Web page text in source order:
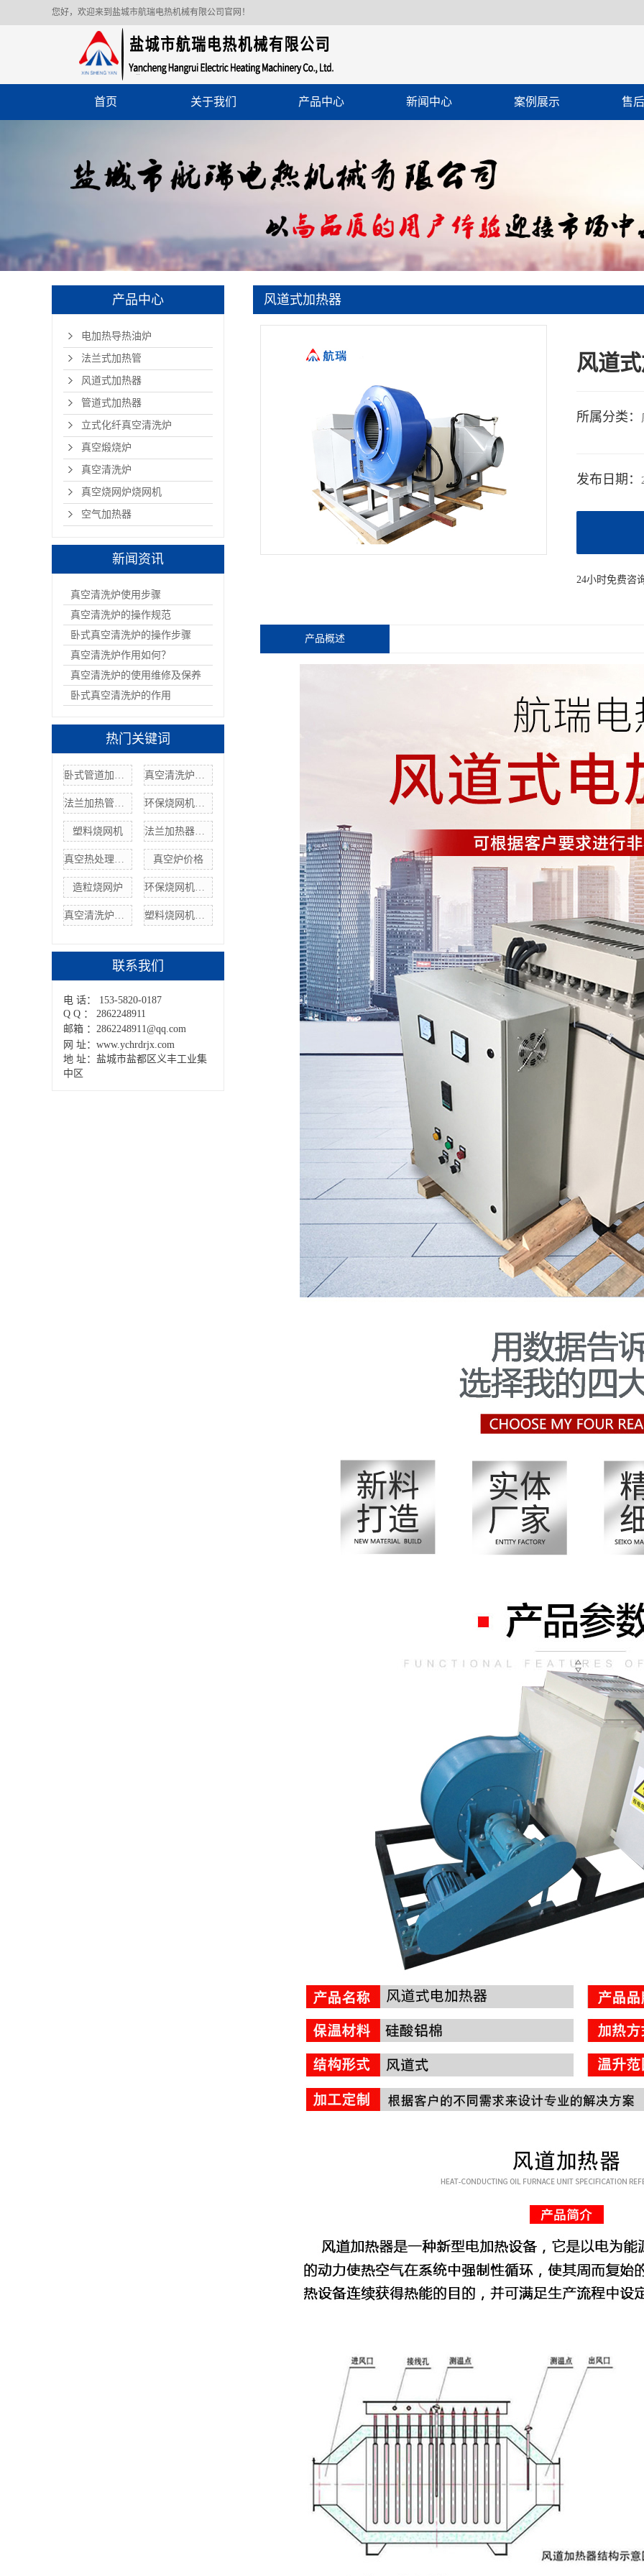
您好，欢迎来到盐城市航瑞电热机械有限公司官网！
首页 关于我们 产品中心 新闻中心 案例展示 售
产品中心
电加热导热油炉
法兰式加热管
风道式加热器
管道式加热器
立式化纤真空清洗炉
真空煅烧炉
真空清洗炉
真空烧网炉烧网机
空气加热器
新闻资讯
真空清洗炉使用步骤
真空清洗炉的操作规范
卧式真空清洗炉的操作步骤
真空清洗炉作用如何？
真空清洗炉的使用维修及保养
卧式真空清洗炉的作用
热门关键词
卧式管道加热器 真空清洗炉制造
法兰加热管厂家 环保烧网机定制
塑料烧网机 法兰加热器管厂家
真空热处理炉价格a 真空炉价格
造粒烧网炉 环保烧网机厂家
真空清洗炉厂家 塑料烧网机价格
联系我们
电 话： 153-5820-0187
Q Q ： 2862248911
邮箱 ：2862248911@qq.com
网 址：www.ychrdrjx.com
地 址：盐城市盐都区义丰工业集
中区
风道式加热器
风道
所属分类：
发布日期：
24小时免费咨
产品概述